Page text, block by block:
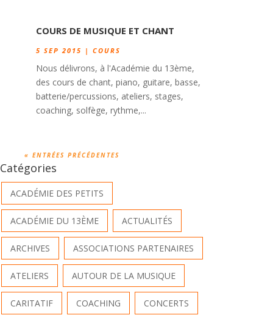
COURS DE MUSIQUE ET CHANT
5 SEP 2015 | COURS
Nous délivrons, à l'Académie du 13ème,
des cours de chant, piano, guitare, basse,
batterie/percussions, ateliers, stages,
coaching, solfège, rythme,...
« ENTRÉES PRÉCÉDENTES
Catégories
ACADÉMIE DES PETITS
ACADÉMIE DU 13ÈME ACTUALITÉS
ARCHIVES ASSOCIATIONS PARTENAIRES
ATELIERS AUTOUR DE LA MUSIQUE
CARITATIF COACHING CONCERTS